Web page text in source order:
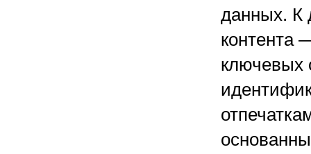
данных. К
контента
ключевых